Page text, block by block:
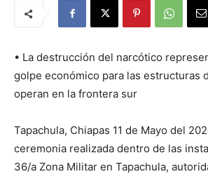
• La destrucción del narcótico
golpe económico para las estructuras
operan en la frontera sur
Tapachula, Chiapas 11 de Mayo del
ceremonia realizada dentro de las
36/a Zona Militar en Tapachula,